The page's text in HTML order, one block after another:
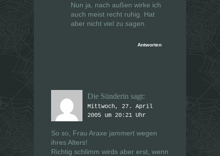
Nun ja, nach außen wirke ich
auch meist recht ruhig. Hat
aber nicht viel zu sagen.
Antworten
Die Sünderin sagt:
Mittwoch, 27. April
2005 um 20:21 Uhr
So so, Frau Araxe jammert wegen
ihres Alters!
Richtig schlimm wirds aber erst, wenn